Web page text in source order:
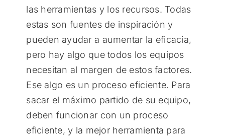
las herramientas y los recursos. Todas
estas son fuentes de inspiración y
pueden ayudar a aumentar la eficacia,
pero hay algo que todos los equipos
necesitan al margen de estos factores.
Ese algo es un proceso eficiente. Para
sacar el máximo partido de su equipo,
deben funcionar con un proceso
eficiente, y la mejor herramienta para